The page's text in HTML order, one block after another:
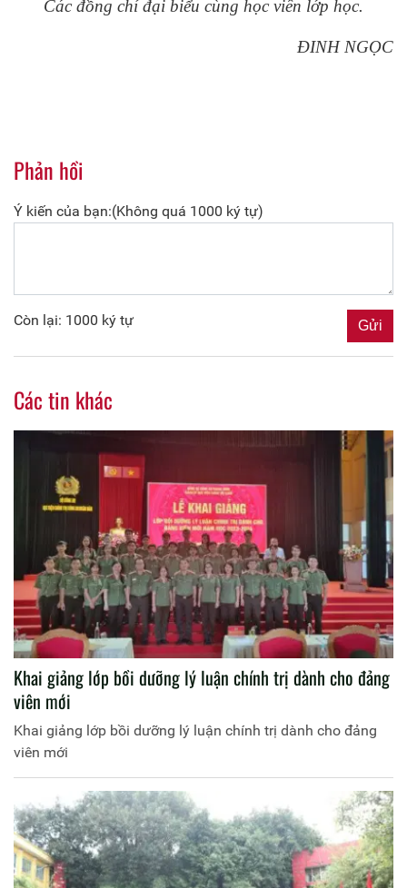
Các đồng chí đại biểu cùng học viên lớp học.
ĐINH NGỌC
Phản hồi
Ý kiến của bạn:(Không quá 1000 ký tự)
Còn lại: 1000 ký tự
Các tin khác
Khai giảng lớp bồi dưỡng lý luận chính trị dành cho đảng
viên mới
Khai giảng lớp bồi dưỡng lý luận chính trị dành cho đảng
viên mới